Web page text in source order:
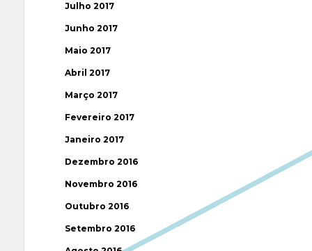
Julho 2017
Junho 2017
Maio 2017
Abril 2017
Março 2017
Fevereiro 2017
Janeiro 2017
Dezembro 2016
Novembro 2016
Outubro 2016
Setembro 2016